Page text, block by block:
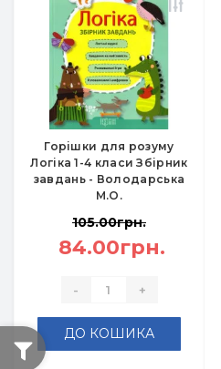
Горішки для розуму
Логіка 1-4 класи Збірник
завдань - Володарська
М.О.
105.00грн.
84.00грн.
- +
ДО КОШИКА